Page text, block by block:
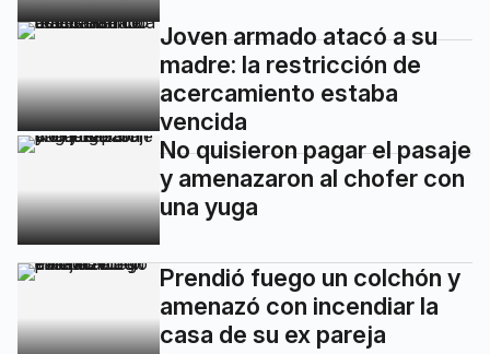
Joven armado atacó a su
madre: la restricción de
acercamiento estaba
vencida
No quisieron pagar el pasaje
y amenazaron al chofer con
una yuga
Prendió fuego un colchón y
amenazó con incendiar la
casa de su ex pareja